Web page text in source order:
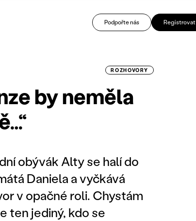
Podpořte nás Registrovat
ROZHOVORY
by neměla
obývák Alty se halí do
Daniela a vyčkává
v opačné roli. Chystám
ten jediný, kdo se